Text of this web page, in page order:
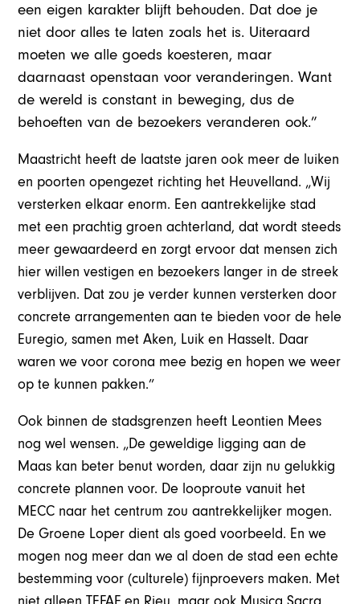
een eigen karakter blijft behouden. Dat doe je
niet door alles te laten zoals het is. Uiteraard
moeten we alle goeds koesteren, maar
daarnaast openstaan voor veranderingen. Want
de wereld is constant in beweging, dus de
behoeften van de bezoekers veranderen ook.”
Maastricht heeft de laatste jaren ook meer de luiken
en poorten opengezet richting het Heuvelland. „Wij
versterken elkaar enorm. Een aantrekkelijke stad
met een prachtig groen achterland, dat wordt steeds
meer gewaardeerd en zorgt ervoor dat mensen zich
hier willen vestigen en bezoekers langer in de streek
verblijven. Dat zou je verder kunnen versterken door
concrete arrangementen aan te bieden voor de hele
Euregio, samen met Aken, Luik en Hasselt. Daar
waren we voor corona mee bezig en hopen we weer
op te kunnen pakken.”
Ook binnen de stadsgrenzen heeft Leontien Mees
nog wel wensen. „De geweldige ligging aan de
Maas kan beter benut worden, daar zijn nu gelukkig
concrete plannen voor. De looproute vanuit het
MECC naar het centrum zou aantrekkelijker mogen.
De Groene Loper dient als goed voorbeeld. En we
mogen nog meer dan we al doen de stad een echte
bestemming voor (culturele) fijnproevers maken. Met